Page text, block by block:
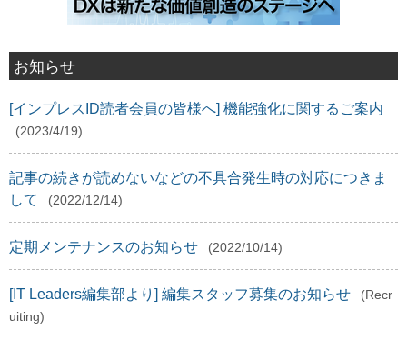
お知らせ
[インプレスID読者会員の皆様へ] 機能強化に関するご案内
(2023/4/19)
記事の続きが読めないなどの不具合発生時の対応につきま
して
(2022/12/14)
定期メンテナンスのお知らせ (2022/10/14)
[IT Leaders編集部より] 編集スタッフ募集のお知らせ
(Recr
uiting)